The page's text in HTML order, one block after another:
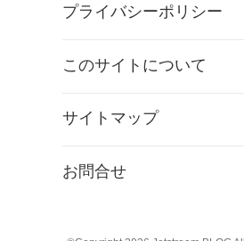
プライバシーポリシー
このサイトについて
サイトマップ
お問合せ